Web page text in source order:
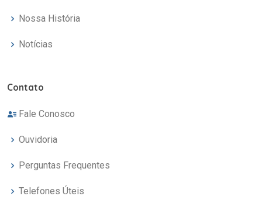
Nossa História
Notícias
Contato
Fale Conosco
Ouvidoria
Perguntas Frequentes
Telefones Úteis